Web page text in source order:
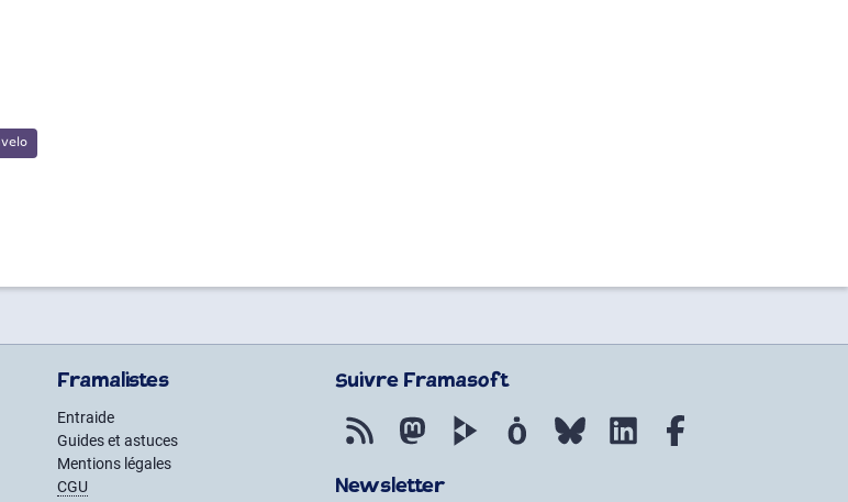
Framalistes
Entraide
Guides et astuces
Mentions légales
CGU
Suivre Framasoft
Flux RSS MastodonPeerTube Mobilizon Bluesky LinkedIn
Newsletter